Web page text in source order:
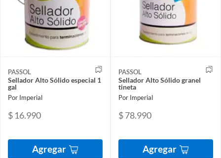
PASSOL
Sellador Alto Sólido especial 1
gal
Por Imperial
$ 16.990
Agregar
PASSOL
Sellador Alto Sólido granel
tineta
Por Imperial
$ 78.990
Agregar